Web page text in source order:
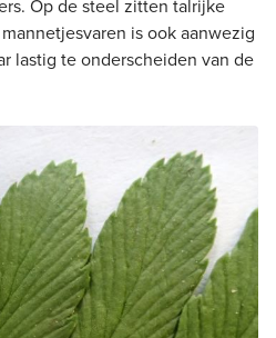
Op de steel zitten talrijke
is ook aanwezig
lastig te onderscheiden van de